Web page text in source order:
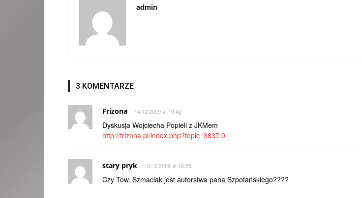
admin
3 KOMENTARZE
Frizona 14/12/2009 at 10:42
Dyskusja Wojciecha Popieli z JKMem
http://frizona.pl/index.php?topic=3837.0
stary pryk 18/12/2009 at 16:55
Czy Tow. Szmaciak jest autorstwa pana Szpotańskiego????